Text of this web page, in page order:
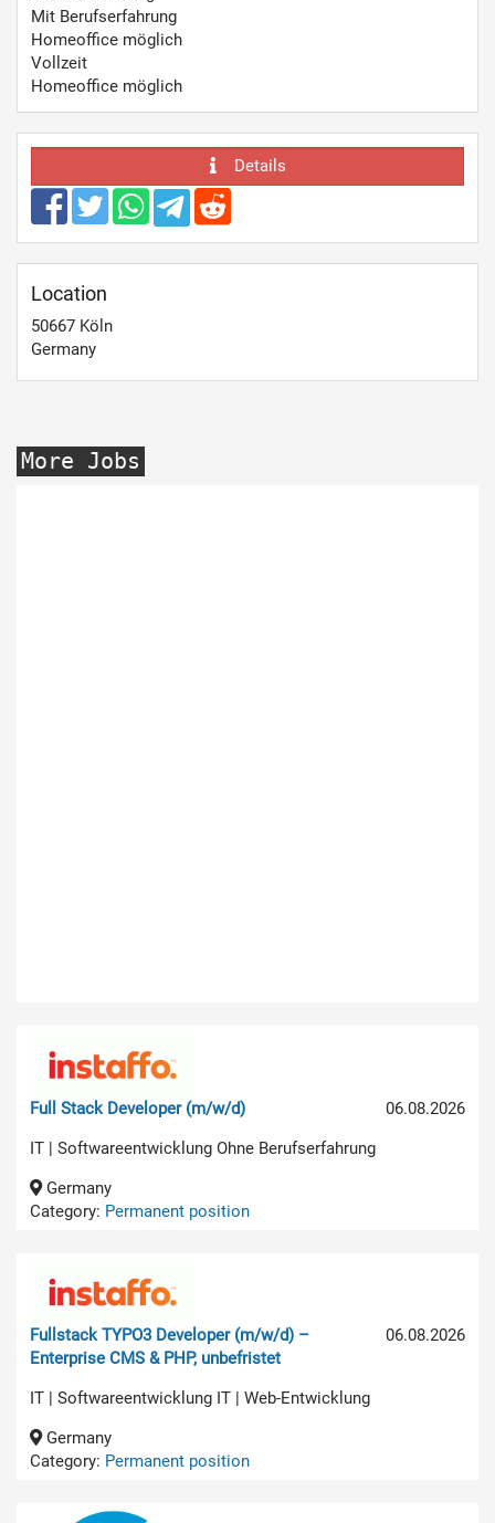
Mit Berufserfahrung
Homeoffice möglich
Vollzeit
Homeoffice möglich
Details
Location
50667 Köln
Germany
More Jobs
06.08.2026
Full Stack Developer (m/w/d)
IT | Softwareentwicklung Ohne Berufserfahrung
Germany
Category: Permanent position
06.08.2026
Fullstack TYPO3 Developer (m/w/d) –
Enterprise CMS & PHP, unbefristet
IT | Softwareentwicklung IT | Web-Entwicklung
Germany
Category: Permanent position